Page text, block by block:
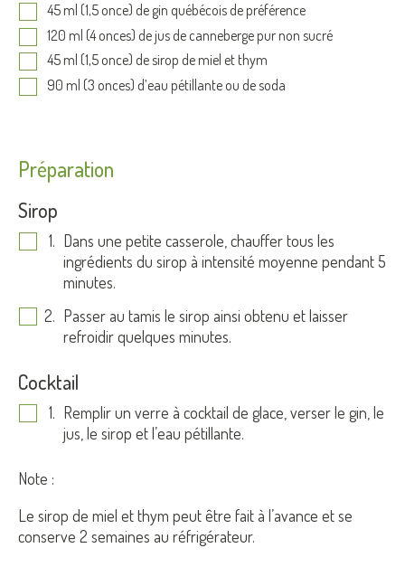
45 ml (1,5 once) de gin québécois de préférence
120 ml (4 onces) de jus de canneberge pur non sucré
45 ml (1,5 once) de sirop de miel et thym
90 ml (3 onces) d’eau pétillante ou de soda
Préparation
Sirop
Dans une petite casserole, chauffer tous les
ingrédients du sirop à intensité moyenne pendant 5
minutes.
Passer au tamis le sirop ainsi obtenu et laisser
refroidir quelques minutes.
Cocktail
Remplir un verre à cocktail de glace, verser le gin, le
jus, le sirop et l’eau pétillante.
Note :
Le sirop de miel et thym peut être fait à l’avance et se
conserve 2 semaines au réfrigérateur.